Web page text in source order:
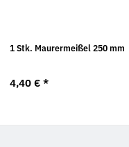
1 Stk. Maurermeißel 250 mm
4,40 € *